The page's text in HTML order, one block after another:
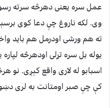
عمل سره یعنی دهرڅه سرته
وی. لکه ناروغ چې دعا کوی
ته هم ورشی اودرمل هم باید
یوله بل سره تړلی اودهرڅه
اسبابو له لاری واقع کېږی. نو
کې چې صبر اومتانت به لری